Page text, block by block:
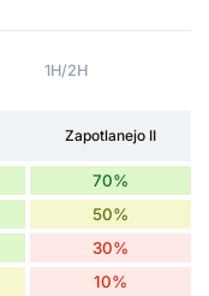
1H/2H
Zapotlanejo II
70%
50%
30%
10%